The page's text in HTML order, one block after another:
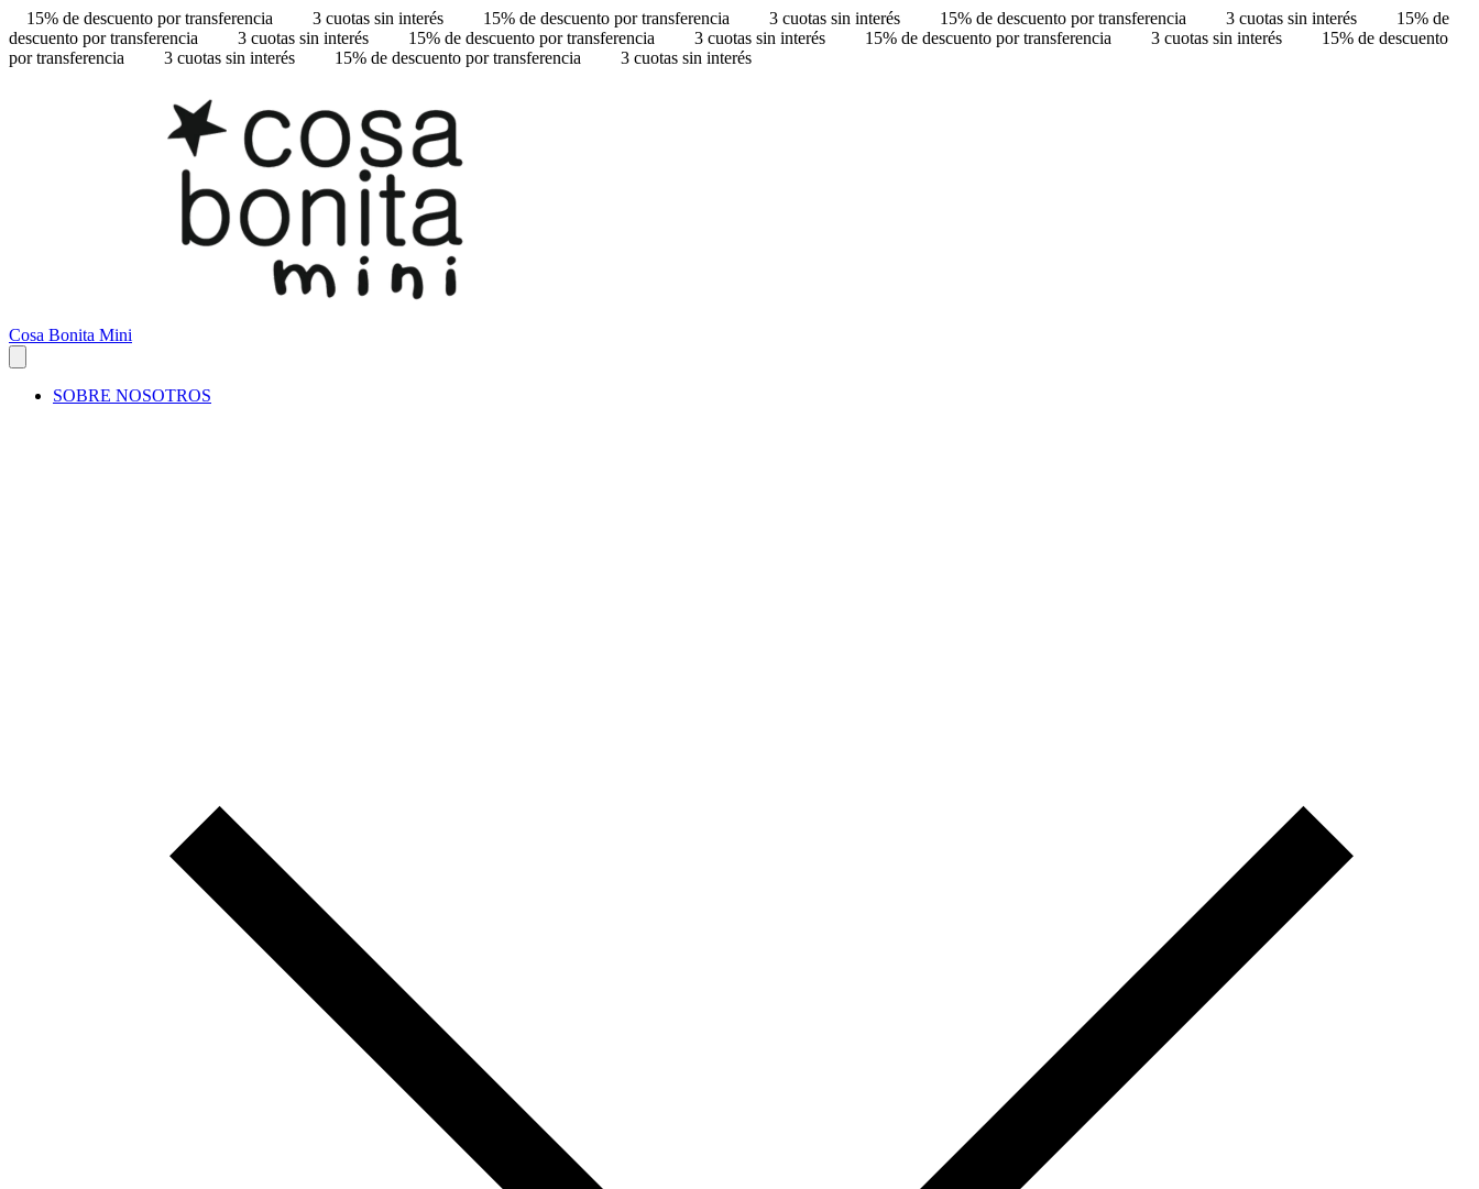
15% de descuento por transferencia 3 cuotas sin interés 15% de descuento por transferencia 3 cuotas sin interés 15% de descuento por transferencia 3 cuotas sin interés
15% de
descuento por transferencia
3 cuotas sin interés 15% de descuento por transferencia 3 cuotas sin interés 15% de descuento por transferencia 3 cuotas sin interés
15% de descuento
por transferencia
3 cuotas sin interés 15% de descuento por transferencia 3 cuotas sin interés
Cosa Bonita Mini
SOBRE NOSOTROS